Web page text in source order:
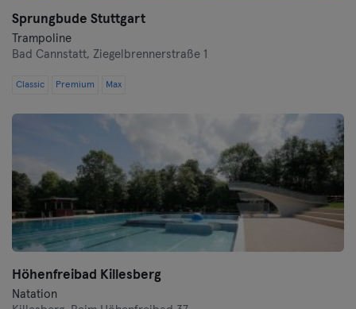
Sprungbude Stuttgart
Trampoline
Bad Cannstatt, Ziegelbrennerstraße 1
Classic Premium Max
Höhenfreibad Killesberg
Natation